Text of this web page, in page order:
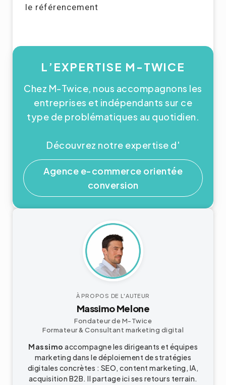
le référencement
L’EXPERTISE M-TWICE
Chez M-Twice, nous accompagnons les
entreprises et indépendants sur ce
type de problématiques au quotidien.
Découvrez notre expertise d'
Agence e-commerce orientée
conversion
À PROPOS DE L'AUTEUR
Massimo Melone
Fondateur de M-Twice
Formateur & Consultant marketing digital
Massimo accompagne les dirigeants et équipes
marketing dans le déploiement de stratégies
digitales concrètes : SEO, content marketing, IA,
acquisition B2B. Il partage ici ses retours terrain.